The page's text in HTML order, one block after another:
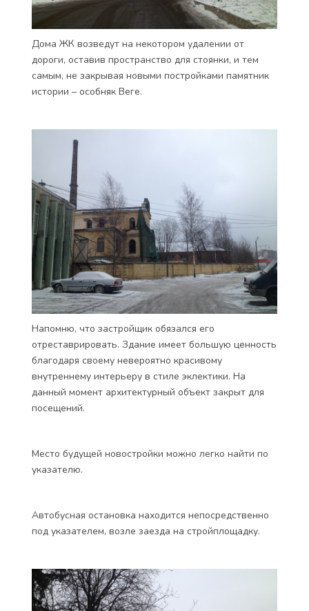
Дома ЖК возведут на некотором удалении от
дороги, оставив пространство для стоянки, и тем
самым, не закрывая новыми постройками памятник
истории – особняк Веге.
Напомню, что застройщик обязался его
отреставрировать. Здание имеет большую ценность
благодаря своему невероятно красивому
внутреннему интерьеру в стиле эклектики. На
данный момент архитектурный объект закрыт для
посещений.
Место будущей новостройки можно легко найти по
указателю.
Автобусная остановка находится непосредственно
под указателем, возле заезда на стройплощадку.